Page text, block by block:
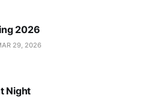
2026
29, 2026
Night